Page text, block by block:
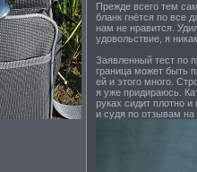
Прежде всего тем
бланк гнётся по все
нам не нравится.
удовольствие, я
Заявленный тест по
граница может быть
ей и этого много.
я уже придираюсь.
руках сидит плотно
и судя по отзывам